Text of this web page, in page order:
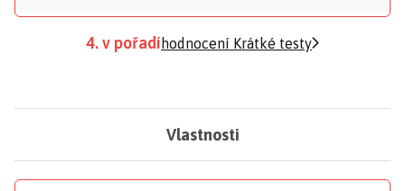
4. v pořadí hodnocení Krátké testy
Vlastnosti